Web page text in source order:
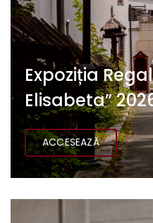
Expoziția
Elisabeta”
ACCESEAZĂ